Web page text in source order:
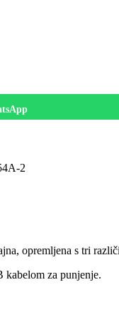
2
opremljena s tri
za punjenje.